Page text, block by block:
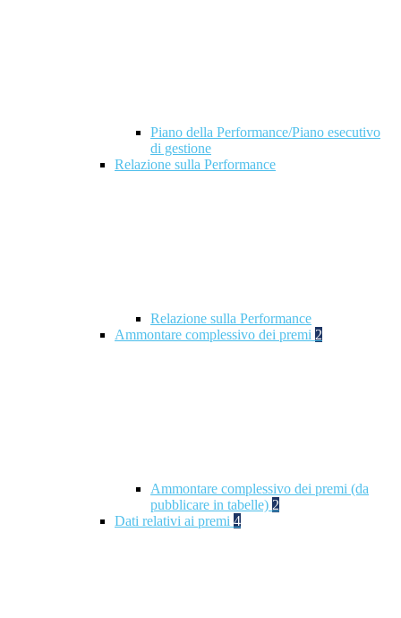
Piano della Performance/Piano esecutivo
di gestione
Relazione sulla Performance
Relazione sulla Performance
Ammontare complessivo dei premi 2
Ammontare complessivo dei premi (da
pubblicare in tabelle) 2
Dati relativi ai premi 4